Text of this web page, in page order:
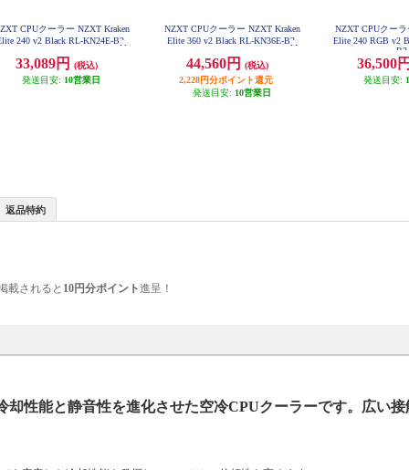
CPUクーラー NZXT Kraken
240 v2 Black RL-KN24E-B2
33,089円
(税込)
発送目安: 10営業日
NZXT CPUクーラー NZXT Kraken
Elite 360 v2 Black RL-KN36E-B2
44,560円
(税込)
2,228円分ポイント還元
発送目安: 10営業日
NZXT CPUクーラ
Elite 240 RGB v2
B2
36,500
発送目安:
返品特約
載されると 10円分ポイント進呈！
性能と静音性を進化させた空冷CPUクーラーです。広い